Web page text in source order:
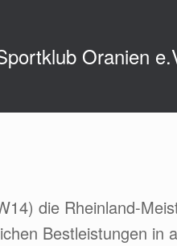
Oranien
die Rheinland-
Bestleistungen in